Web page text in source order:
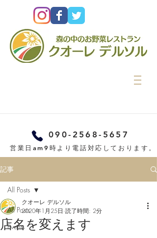
090-2568-5657
営業日am9時より電話対応しております。
記事
All Posts
Events
All Posts
店名を変えます
クオーレ デルソル
2020年1月25日 読了時間: 2分